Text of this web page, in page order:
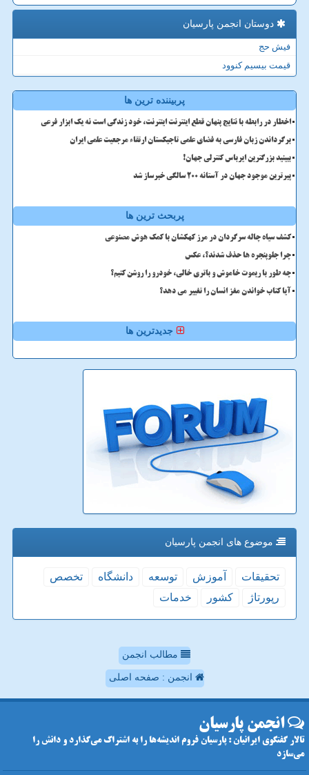
دوستان انجمن پارسیان
فیش حج
قیمت بیسیم کنوود
پربیننده ترین ها
اخطار در رابطه با نتایج پنهان قطع اینترنت اینترنت، خود زندگی است نه یک ابزار فرعی
برگرداندن زبان فارسی به فضای علمی تاجیکستان ارتقاء مرجعیت علمی ایران
ببینید بزرگترین ایرباس کنترلی جهان!
پیرترین موجود جهان در آستانه ۲۰۰ سالگی خبرساز شد
پربحث ترین ها
کشف سیاه چاله سرگردان در مرز کهکشان با کمک هوش مصنوعی
چرا جلوپنجره ها حذف شدند؟، عکس
چه طور با ریموت خاموش و باتری خالی، خودرو را روشن کنیم؟
آیا کتاب خواندن مغز انسان را تغییر می دهد؟
جدیدترین ها
موضوع های انجمن پارسیان
تحقیقات آموزش توسعه دانشگاه
تخصص
رپورتاژ
كشور خدمات
مطالب انجمن
انجمن : صفحه اصلی
انجمن پارسیان
تالار گفتگوی ایرانیان : پارسیان فروم اندیشه‌ها را به اشتراک می‌گذارد و دانش را
می‌سازد